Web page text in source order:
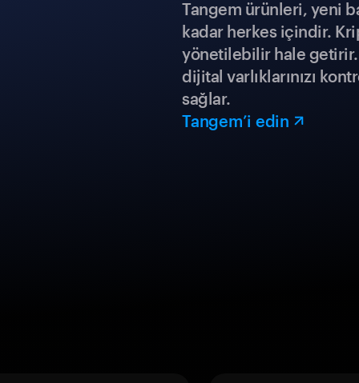
Tangem ürünleri, yeni
kadar herkes içindir.
yönetilebilir hale
dijital varlıklarınızı
sağlar.
Tangem’i edin